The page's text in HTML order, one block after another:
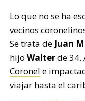
Lo que no se ha
vecinos
Se trata de Juan
hijo Walterde 34.
Coronel e
viajar hasta el